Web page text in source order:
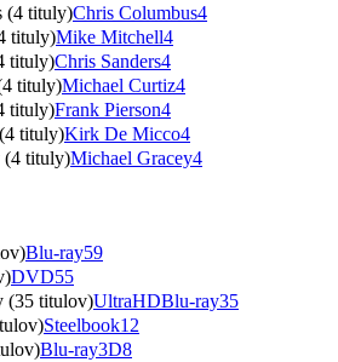
(4 tituly)Chris Columbus4
tituly)Mike Mitchell4
tituly)Chris Sanders4
tituly)Michael Curtiz4
tituly)Frank Pierson4
tituly)Kirk De Micco4
(4 tituly)Michael Gracey4
Blu-ray59
DVD55
(35 titulov)UltraHDBlu-ray35
Steelbook12
Blu-ray3D8